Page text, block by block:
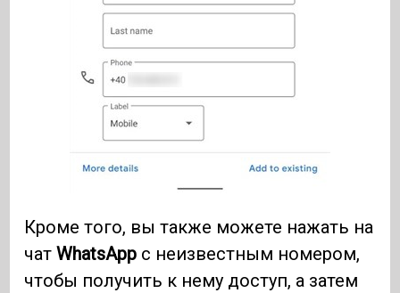
Кроме того, вы также можете нажать на
чатWhatsApp с неизвестным номером,
чтобы получить к нему доступ, а затем